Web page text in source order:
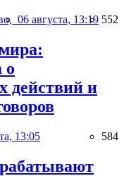
06 августа, 13:19 552
о
действий и
13:05 584